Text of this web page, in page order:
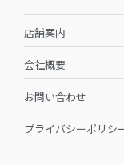
店舗案内
会社概要
お問い合わせ
プライバシーポリシ